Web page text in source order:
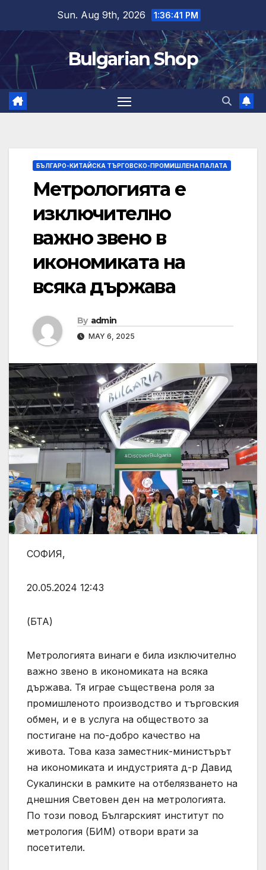
content
Sun. Aug 9th, 2026 1:36:42 PM
Bulgarian Shop
БЪЛГАРО-КИТАЙСКА ТЪРГОВСКО-ПРОМИШЛЕНА ПАЛАТА
Метрологията е
изключително
важно звено в
икономиката на
всяка държава
By admin
MAY 6, 2025
СОФИЯ,
20.05.2024 12:43
(БТА)
Метрологията винаги е била изключително
важно звено в икономиката на всяка
държава. Тя играе съществена роля за
промишленото производство и търговския
обмен, и е в услуга на обществото за
постигане на по-добро качество на
живота. Това каза заместник-министърът
на икономиката и индустрията д-р Давид
Сукалински в рамките на отбелязването на
днешния Световен ден на метрологията.
По този повод Българският институт по
метрология (БИМ) отвори врати за
посетители.